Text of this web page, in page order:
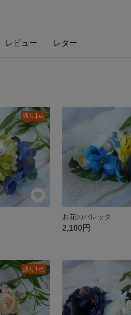
レビュー レター
残り1点
お花のバレッタ
2,100円
残り1点